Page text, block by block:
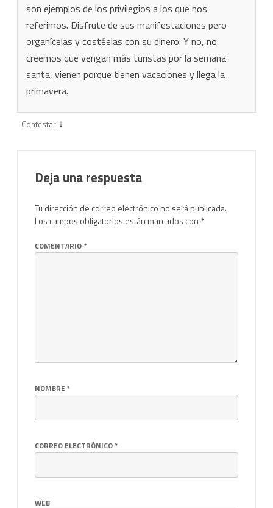
son ejemplos de los privilegios a los que nos
referimos. Disfrute de sus manifestaciones pero
organícelas y costéelas con su dinero. Y no, no
creemos que vengan más turistas por la semana
santa, vienen porque tienen vacaciones y llega la
primavera.
Contestar ↓
Deja una respuesta
Tu dirección de correo electrónico no será publicada.
Los campos obligatorios están marcados con *
COMENTARIO*
NOMBRE*
CORREO ELECTRÓNICO*
WEB